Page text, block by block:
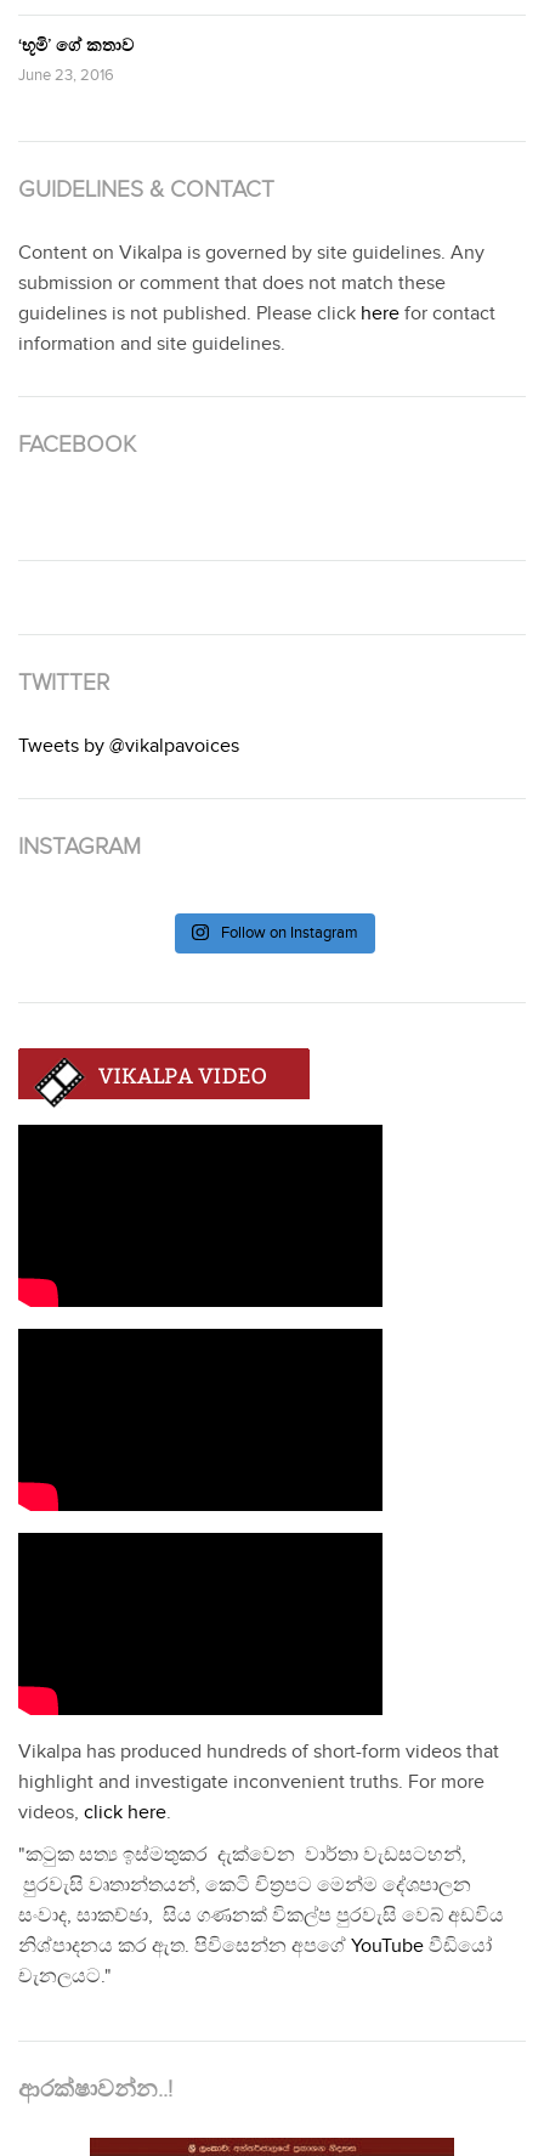
‘භූමි’ ගේ කතාව
June 23, 2016
GUIDELINES & CONTACT
Content on Vikalpa is governed by site guidelines. Any
submission or comment that does not match these
guidelines is not published. Please click here for contact
information and site guidelines.
FACEBOOK
TWITTER
Tweets by @vikalpavoices
INSTAGRAM
Follow on Instagram
Vikalpa has produced hundreds of short-form videos that
highlight and investigate inconvenient truths. For more
videos, click here.
"කටුක සත්‍ය ඉස්මතුකර දැක්වෙන වාර්තා වැඩසටහන්,
පුරවැසි වෘතාන්තයන්, කෙටි චිත්‍රපට මෙන්ම දේශපාලන
සංවාද, සාකච්ඡා, සිය ගණනක් විකල්ප පුරවැසි වෙබ් අඩවිය
නිශ්පාදනය කර ඇත. පිවිසෙන්න අපගේ YouTube වීඩියෝ
චැනලයට."
ආරක්ෂාවන්න..!